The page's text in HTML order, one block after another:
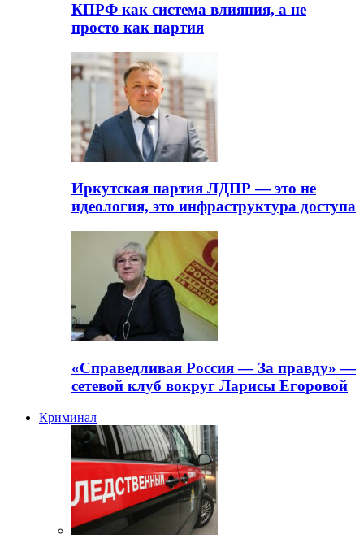
КПРФ как система влияния, а не
просто как партия
Иркутская партия ЛДПР — это не
идеология, это инфраструктура доступа
«Справедливая Россия — За правду» —
сетевой клуб вокруг Ларисы Егоровой
Криминал